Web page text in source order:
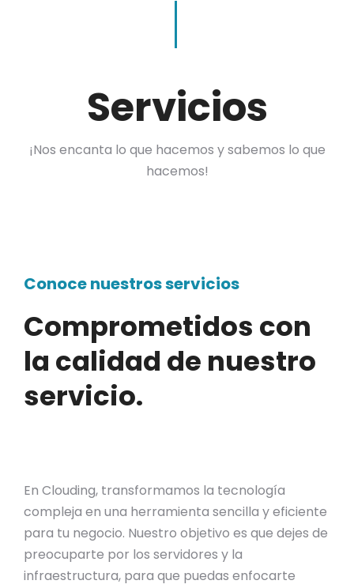
Servicios
¡Nos encanta lo que hacemos y sabemos lo que
hacemos!
Conoce nuestros servicios
Comprometidos con
la calidad de nuestro
servicio.
En Clouding, transformamos la tecnología
compleja en una herramienta sencilla y eficiente
para tu negocio. Nuestro objetivo es que dejes de
preocuparte por los servidores y la
infraestructura, para que puedas enfocarte